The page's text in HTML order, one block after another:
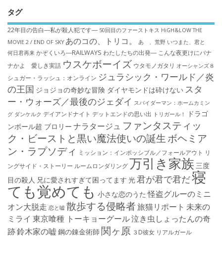
タグ
22年目の告白―私が殺人犯です― 50回目のファーストキス HiGH&LOW THE
MOVIE 2 / END OF SKY あのコの、トリコ。 あゝ、荒野 いつまた、君と
何日君再来 かぞくいろ―RAILWAYS わたしたちの出発― こんな夜更けにバナ
ナかよ 愛しき実話 ウスケボーイズ ウタモノガタリ オーシャンズ８
シュガー・ラッシュ：オ​ンライン ジュラシック・ワールド／炎
の王国 ジョジョの奇妙な冒険 ダイヤモンドは砕けない スタ
ー・ウォーズ／最後のジェダイ スパイダーマン：ホームカミン
グ ダンケルク デイアンドナイト デットエンドの思い出 トリガール！
ドラゴ
ンボール超 ブロリー ナラタージュ ファンタスティッ
ク・ビーストと黒い魔法使いの誕生 ボヘミア
ン・ラプソディ ミッション：インポッシブル／フォールアウト リ
ングサイド・ストーリー ルームロンダリング万引き家族 三度
目の殺人 兄に愛されすぎて困ってます 光君が君で君だ寝
ても覚めても 小さな恋のうた 怪盗グルーのミニ
オン大脱走 恋と嘘 散歩する侵略者旅猫リポート 未来の
ミライ 東京喰種 トーキョーグール泣き虫しょったんの奇
跡鈴木家の嘘 鋼の錬金術師 関ヶ原 ３D彼女 リアルガール